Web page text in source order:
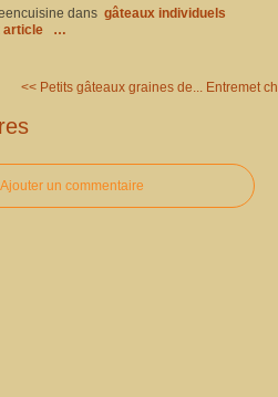
dans gâteaux individuels
article
…
<< Petits gâteaux graines de... Entremet
Ajouter un commentaire